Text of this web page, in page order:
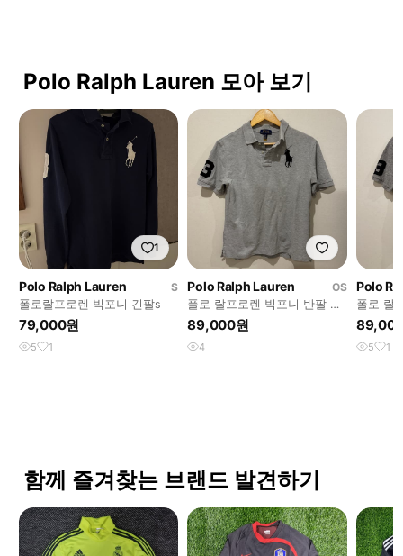
Polo Ralph Lauren 모아 보기
1
Polo Ralph Lauren
S
폴로랄프로렌 빅포니 긴팔s
79,000원
5 1
Polo Ralph Lauren
OS
폴로 랄프로렌 빅포니 반팔 카
라티 그레이
89,000원
4
Polo
폴로 랄
라티
5 1
함께 즐겨찾는 브랜드 발견하기